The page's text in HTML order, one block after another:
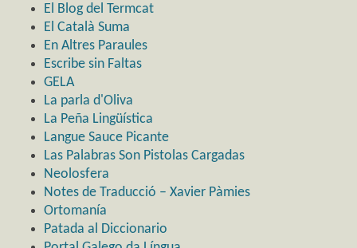
El Blog del Termcat
El Català Suma
En Altres Paraules
Escribe sin Faltas
GELA
La parla d'Oliva
La Peña Lingüística
Langue Sauce Picante
Las Palabras Son Pistolas Cargadas
Neolosfera
Notes de Traducció – Xavier Pàmies
Ortomanía
Patada al Diccionario